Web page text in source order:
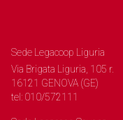
Sede Legacoop Liguria
Via Brigata Liguria, 105 r.
16121 GENOVA (GE)
tel: 010/572111